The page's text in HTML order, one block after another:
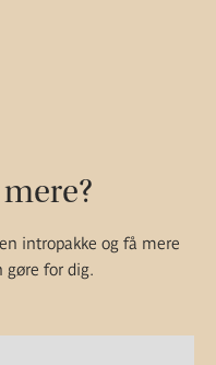
intropakke og få mere
gøre for dig.